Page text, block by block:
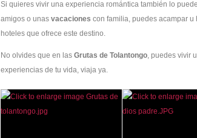
Si quieres vivir una experiencia romántica también lo
amigos o unas vacaciones con familia, puedes acampar
hoteles que ofrece este destino.
No olvides que en las Grutas de Tolantongo, puedes vivir
experiencias de tu vida, viaja ya.